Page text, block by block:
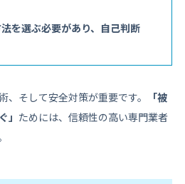
を選ぶ必要があり、自己判断
そして安全対策が重要です。
「被
」 ためには、信頼性の高い専門業者